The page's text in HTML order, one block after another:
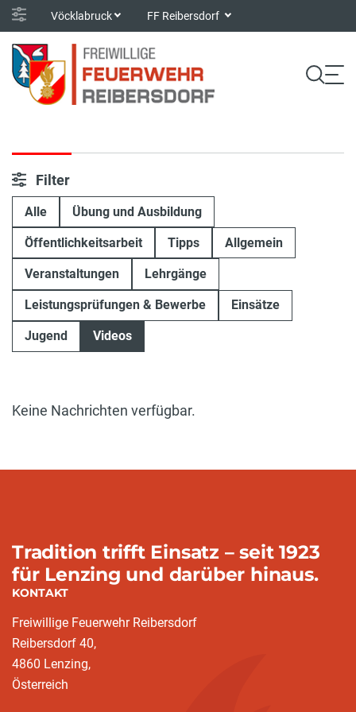
Vöcklabruck FF Reibersdorf
Filter
Alle Übung und Ausbildung
Öffentlichkeitsarbeit Tipps Allgemein
Veranstaltungen Lehrgänge
Leistungsprüfungen & Bewerbe Einsätze
Jugend Videos
Keine Nachrichten verfügbar.
Tradition trifft Einsatz – seit 1923
für Lenzing und darüber hinaus.
KONTAKT
Freiwillige Feuerwehr Reibersdorf
Reibersdorf 40,
4860 Lenzing,
Österreich